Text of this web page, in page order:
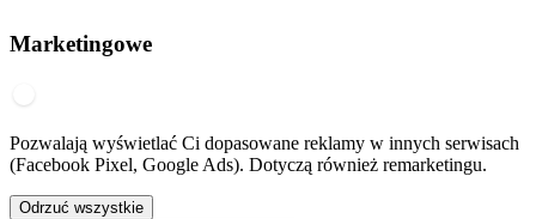
Marketingowe
Pozwalają wyświetlać Ci dopasowane reklamy w innych serwisach
(Facebook Pixel, Google Ads). Dotyczą również remarketingu.
Odrzuć wszystkie